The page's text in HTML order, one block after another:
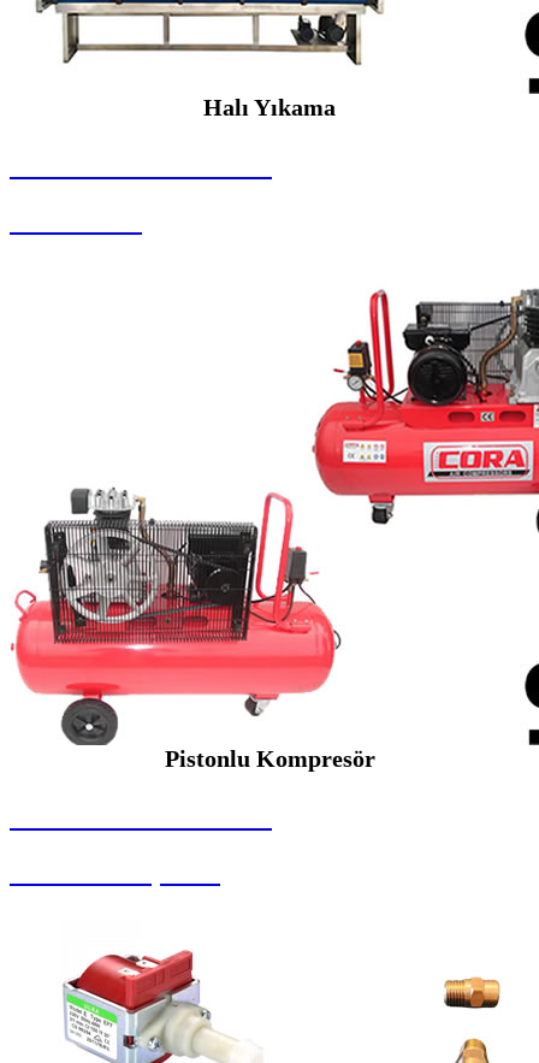
Halı Yıkama
Pistonlu Kompresör